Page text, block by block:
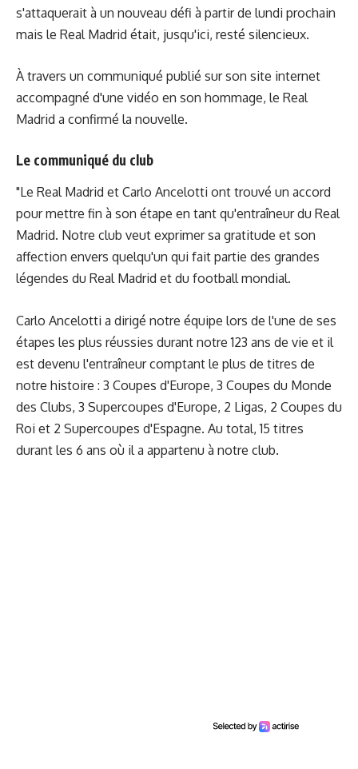
s'attaquerait à un nouveau défi à partir de lundi prochain
mais le Real Madrid était, jusqu'ici, resté silencieux.
À travers un communiqué publié sur son site internet
accompagné d'une vidéo en son hommage, le Real
Madrid a confirmé la nouvelle.
Le communiqué du club
"Le Real Madrid et Carlo Ancelotti ont trouvé un accord
pour mettre fin à son étape en tant qu'entraîneur du Real
Madrid. Notre club veut exprimer sa gratitude et son
affection envers quelqu'un qui fait partie des grandes
légendes du Real Madrid et du football mondial.
Carlo Ancelotti a dirigé notre équipe lors de l'une de ses
étapes les plus réussies durant notre 123 ans de vie et il
est devenu l'entraîneur comptant le plus de titres de
notre histoire : 3 Coupes d'Europe, 3 Coupes du Monde
des Clubs, 3 Supercoupes d'Europe, 2 Ligas, 2 Coupes du
Roi et 2 Supercoupes d'Espagne. Au total, 15 titres
durant les 6 ans où il a appartenu à notre club.